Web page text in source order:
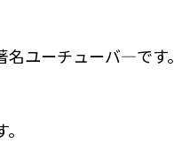
ユーチューバ―です。